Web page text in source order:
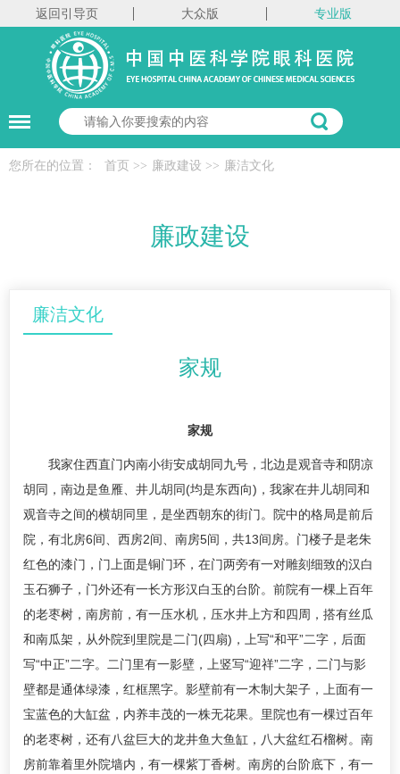
返回引导页 大众版 专业版
您所在的位置： 首页 >> 廉政建设 >> 廉洁文化
廉政建设
廉洁文化
家规
家规
我家住西直门内南小街安成胡同九号，北边是观音寺和阴凉
胡同，南边是鱼雁、井儿胡同(均是东西向)，我家在井儿胡同和
观音寺之间的横胡同里，是坐西朝东的街门。院中的格局是前后
院，有北房6间、西房2间、南房5间，共13间房。门楼子是老朱
红色的漆门，门上面是铜门环，在门两旁有一对雕刻细致的汉白
玉石狮子，门外还有一长方形汉白玉的台阶。前院有一棵上百年
的老枣树，南房前，有一压水机，压水井上方和四周，搭有丝瓜
和南瓜架，从外院到里院是二门(四扇)，上写“和平”二字，后面
写“中正”二字。二门里有一影壁，上竖写“迎祥”二字，二门与影
壁都是通体绿漆，红框黑字。影壁前有一木制大架子，上面有一
宝蓝色的大缸盆，内养丰茂的一株无花果。里院也有一棵过百年
的老枣树，还有八盆巨大的龙井鱼大鱼缸，八大盆红石榴树。南
房前靠着里外院墙内，有一棵紫丁香树。南房的台阶底下，有一